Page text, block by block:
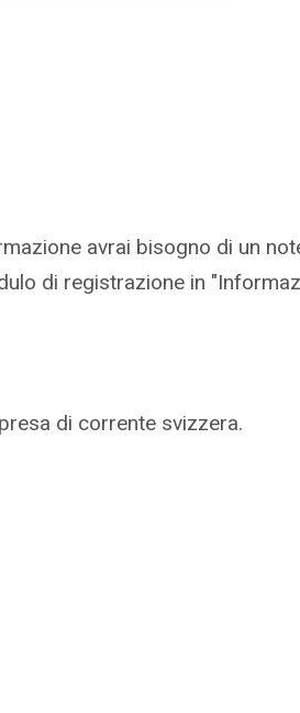
avrai bisogno di un
di registrazione in
di corrente svizzera.